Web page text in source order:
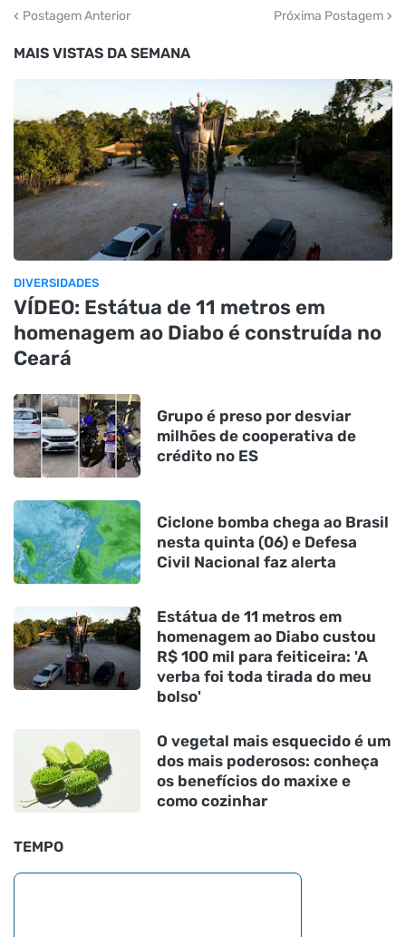
Postagem Anterior Próxima Postagem
MAIS VISTAS DA SEMANA
DIVERSIDADES
VÍDEO: Estátua de 11 metros em
homenagem ao Diabo é construída no
Ceará
Grupo é preso por desviar
milhões de cooperativa de
crédito no ES
Ciclone bomba chega ao Brasil
nesta quinta (06) e Defesa
Civil Nacional faz alerta
Estátua de 11 metros em
homenagem ao Diabo custou
R$ 100 mil para feiticeira: 'A
verba foi toda tirada do meu
bolso'
O vegetal mais esquecido é um
dos mais poderosos: conheça
os benefícios do maxixe e
como cozinhar
TEMPO